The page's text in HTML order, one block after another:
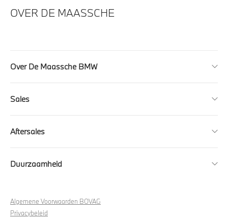
OVER DE MAASSCHE
Over De Maassche BMW
Sales
Aftersales
Duurzaamheid
Algemene Voorwaarden BOVAG
Privacybeleid